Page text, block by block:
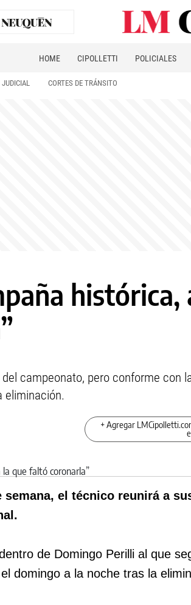
HOME CIPOLLETTI POLICIALES
JUDICIAL CORTES DE TRÁNSITO
campeonato, pero conforme con
eliminación.
+ Agregar
semana, el técnico reunirá a
de Domingo Perilli al que
domingo a la noche tras la